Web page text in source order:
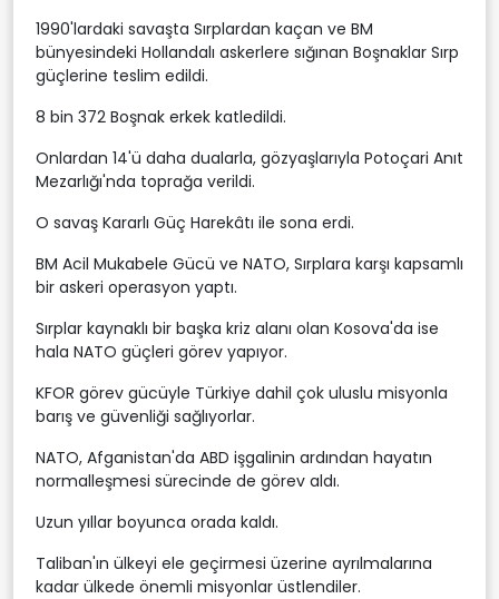
1990'lardaki savaşta Sırplardan kaçan ve BM
bünyesindeki Hollandalı askerlere sığınan Boşnaklar Sırp
güçlerine teslim edildi.
8 bin 372 Boşnak erkek katledildi.
Onlardan 14'ü daha dualarla, gözyaşlarıyla Potoçari Anıt
Mezarlığı'nda toprağa verildi.
O savaş Kararlı Güç Harekâtı ile sona erdi.
BM Acil Mukabele Gücü ve NATO, Sırplara karşı kapsamlı
bir askeri operasyon yaptı.
Sırplar kaynaklı bir başka kriz alanı olan Kosova'da ise
hala NATO güçleri görev yapıyor.
KFOR görev gücüyle Türkiye dahil çok uluslu misyonla
barış ve güvenliği sağlıyorlar.
NATO, Afganistan'da ABD işgalinin ardından hayatın
normalleşmesi sürecinde de görev aldı.
Uzun yıllar boyunca orada kaldı.
Taliban'ın ülkeyi ele geçirmesi üzerine ayrılmalarına
kadar ülkede önemli misyonlar üstlendiler.